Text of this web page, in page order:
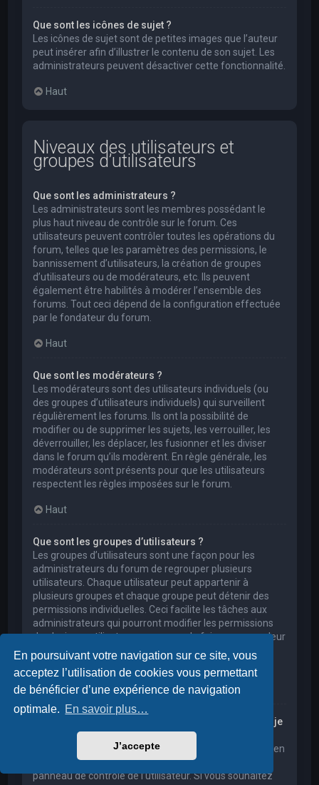
En poursuivant votre navigation sur ce site, vous
acceptez l’utilisation de cookies vous permettant
de bénéficier d’une expérience de navigation
optimale. En savoir plus…
J’accepte
Que sont les icônes de sujet ?
Les icônes de sujet sont de petites images que l’auteur
peut insérer afin d’illustrer le contenu de son sujet. Les
administrateurs peuvent désactiver cette fonctionnalité.
Haut
Niveaux des utilisateurs et
groupes d’utilisateurs
Que sont les administrateurs ?
Les administrateurs sont les membres possédant le
plus haut niveau de contrôle sur le forum. Ces
utilisateurs peuvent contrôler toutes les opérations du
forum, telles que les paramètres des permissions, le
bannissement d’utilisateurs, la création de groupes
d’utilisateurs ou de modérateurs, etc. Ils peuvent
également être habilités à modérer l’ensemble des
forums. Tout ceci dépend de la configuration effectuée
par le fondateur du forum.
Haut
Que sont les modérateurs ?
Les modérateurs sont des utilisateurs individuels (ou
des groupes d’utilisateurs individuels) qui surveillent
régulièrement les forums. Ils ont la possibilité de
modifier ou de supprimer les sujets, les verrouiller, les
déverrouiller, les déplacer, les fusionner et les diviser
dans le forum qu’ils modèrent. En règle générale, les
modérateurs sont présents pour que les utilisateurs
respectent les règles imposées sur le forum.
Haut
Que sont les groupes d’utilisateurs ?
Les groupes d’utilisateurs sont une façon pour les
administrateurs du forum de regrouper plusieurs
utilisateurs. Chaque utilisateur peut appartenir à
plusieurs groupes et chaque groupe peut détenir des
permissions individuelles. Ceci facilite les tâches aux
administrateurs qui pourront modifier les permissions
de plusieurs utilisateurs en une seule fois, ou encore leur
accorder des pouvoirs de modération, ou bien leur
donner accès à un forum privé.
Haut
Où sont les groupes d’utilisateurs et comment puis-je
en rejoindre un ?
Vous pouvez consulter tous les groupes d’utilisateurs en
cliquant sur le lien « Groupes d’utilisateurs » depuis le
panneau de contrôle de l’utilisateur. Si vous souhaitez